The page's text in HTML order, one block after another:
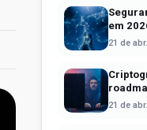
em
21 de abr.
21 de abr.